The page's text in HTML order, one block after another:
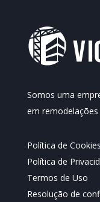
Somos uma
em
Política de Cookies
Política de
Termos de Uso
Resolução de